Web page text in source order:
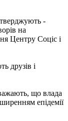
-
на
Центру Соціс і
друзів і
що влада
епідемії